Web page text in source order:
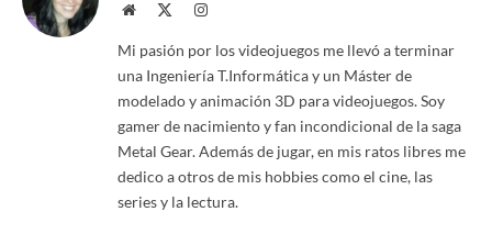
Website Instagram
Mi pasión por los videojuegos me llevó a terminar
una Ingeniería T.Informática y un Máster de
modelado y animación 3D para videojuegos. Soy
gamer de nacimiento y fan incondicional de la saga
Metal Gear. Además de jugar, en mis ratos libres me
dedico a otros de mis hobbies como el cine, las
series y la lectura.